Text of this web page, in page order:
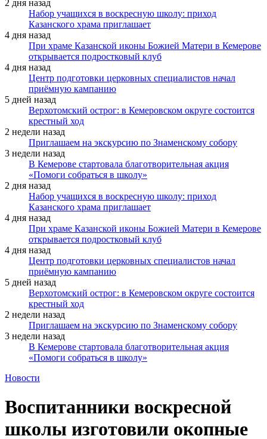
2 дня назад
Набор учащихся в воскресную школу: приход
Казанского храма приглашает
4 дня назад
При храме Казанской иконы Божией Матери в Кемерове
открывается подростковый клуб
4 дня назад
Центр подготовки церковных специалистов начал
приёмную кампанию
5 дней назад
Верхотомский острог: в Кемеровском округе состоится
крестный ход
2 недели назад
Приглашаем на экскурсию по Знаменскому собору
3 недели назад
В Кемерове стартовала благотворительная акция
«Помоги собраться в школу»
2 дня назад
Набор учащихся в воскресную школу: приход
Казанского храма приглашает
4 дня назад
При храме Казанской иконы Божией Матери в Кемерове
открывается подростковый клуб
4 дня назад
Центр подготовки церковных специалистов начал
приёмную кампанию
5 дней назад
Верхотомский острог: в Кемеровском округе состоится
крестный ход
2 недели назад
Приглашаем на экскурсию по Знаменскому собору
3 недели назад
В Кемерове стартовала благотворительная акция
«Помоги собраться в школу»
Новости
Воспитанники воскресной
школы изготовили окопные